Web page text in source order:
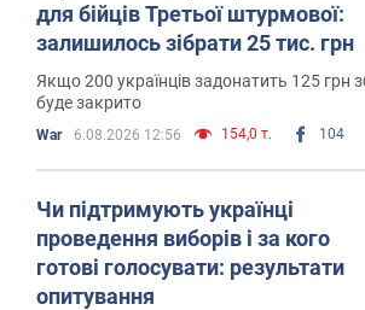
для бійців Третьої штурмової:
залишилось зібрати 25 тис. грн
Якщо 200 українців задонатить 125 грн
буде закрито
War 6.08.2026 12:56 154,0 т. 104
Чи підтримують українці
проведення виборів і за кого
готові голосувати: результати
опитування